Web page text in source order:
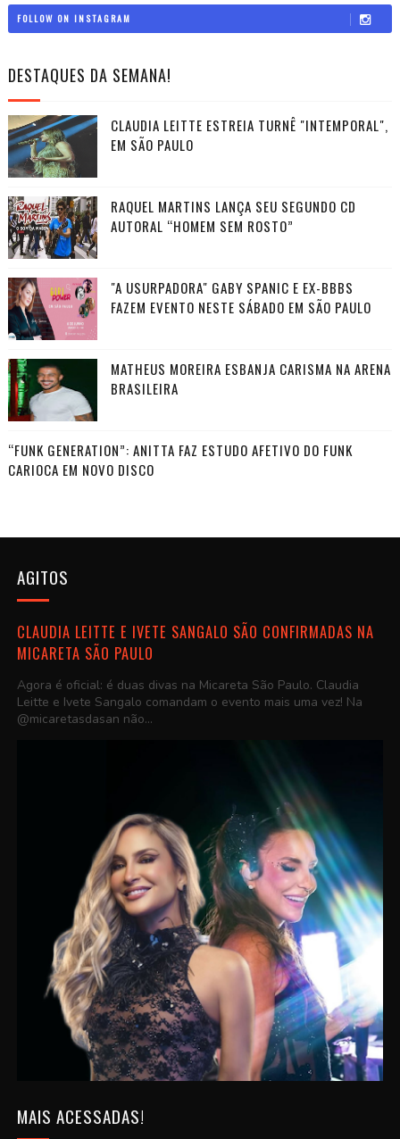
FOLLOW ON INSTAGRAM
DESTAQUES DA SEMANA!
CLAUDIA LEITTE ESTREIA TURNÊ "INTEMPORAL",
EM SÃO PAULO
RAQUEL MARTINS LANÇA SEU SEGUNDO CD
AUTORAL “HOMEM SEM ROSTO”
"A USURPADORA" GABY SPANIC E EX-BBBS
FAZEM EVENTO NESTE SÁBADO EM SÃO PAULO
MATHEUS MOREIRA ESBANJA CARISMA NA ARENA
BRASILEIRA
“FUNK GENERATION”: ANITTA FAZ ESTUDO AFETIVO DO FUNK
CARIOCA EM NOVO DISCO
AGITOS
CLAUDIA LEITTE E IVETE SANGALO SÃO CONFIRMADAS NA
MICARETA SÃO PAULO
Agora é oficial: é duas divas na Micareta São Paulo. Claudia
Leitte e Ivete Sangalo comandam o evento mais uma vez! Na
@micaretasdasan não...
MAIS ACESSADAS!